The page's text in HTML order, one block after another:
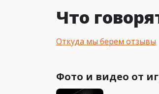
Что
Откуда мы берем отзывы
Фото и видео от